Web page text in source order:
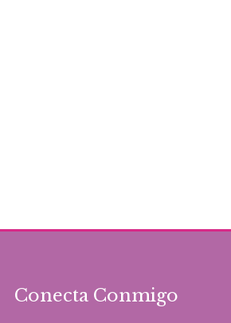
Conecta Conmigo